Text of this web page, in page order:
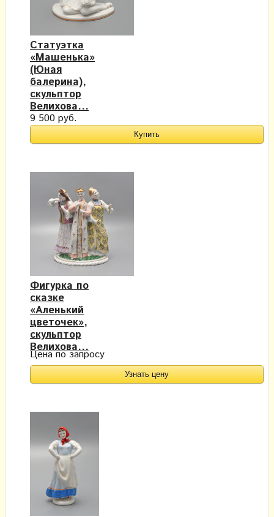
Статуэтка
«Машенька»
(Юная
балерина),
скульптор
Велихова...
9 500 руб.
Фигурка по
сказке
«Аленький
цветочек»,
скульптор
Велихова...
Цена по запросу
Узнать цену